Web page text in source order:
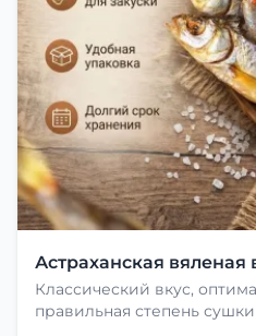
Астраханская вяленая
Классический вкус,
правильная степень сушки